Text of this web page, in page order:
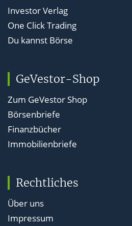
Investor Verlag
One Click Trading
Du kannst Börse
GeVestor-Shop
Zum GeVestor Shop
Börsenbriefe
Finanzbücher
Immobilienbriefe
Rechtliches
Über uns
Impressum